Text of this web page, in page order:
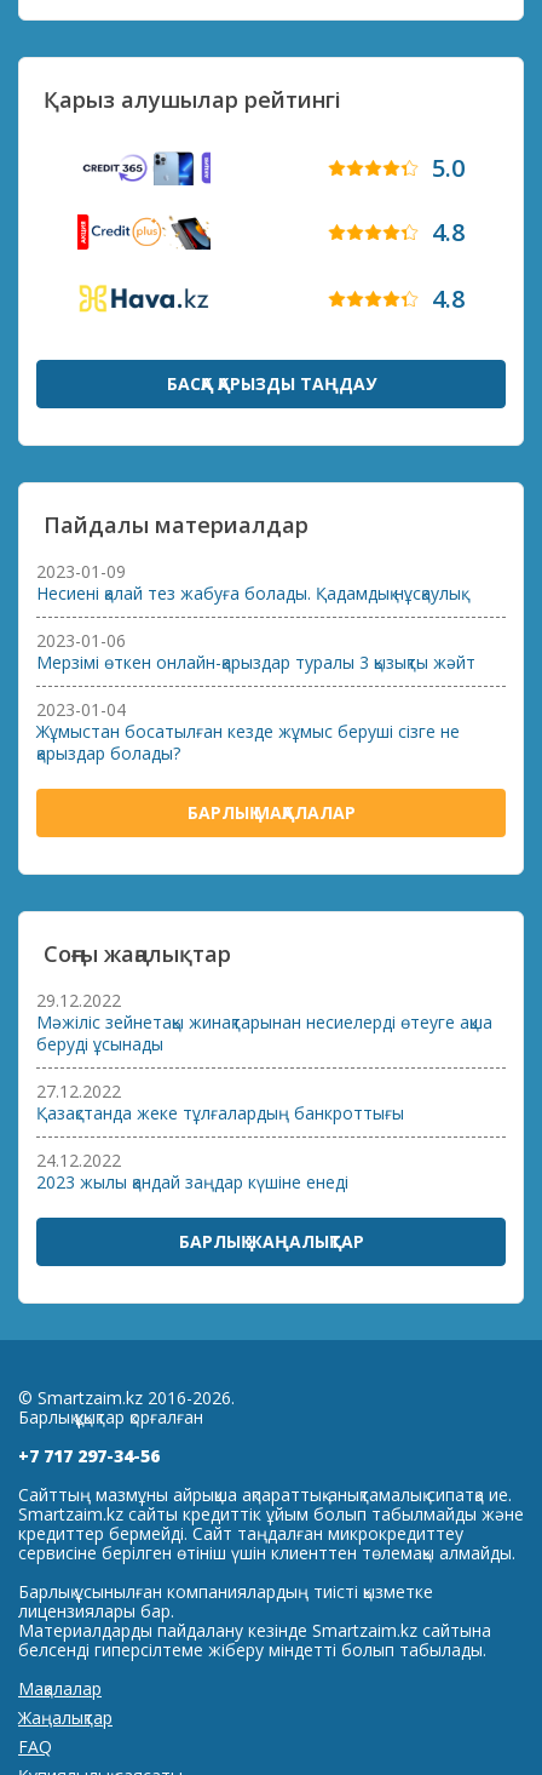
Қарыз алушылар рейтингі
5.0
4.8
4.8
БАСҚА ҚАРЫЗДЫ ТАҢДАУ
Пайдалы материалдар
2023-01-09
Несиені қалай тез жабуға болады. Қадамдық нұсқаулық
2023-01-06
Мерзімі өткен онлайн-қарыздар туралы 3 қызықты жәйт
2023-01-04
Жұмыстан босатылған кезде жұмыс беруші сізге не
қарыздар болады?
БАРЛЫҚ МАҚАЛАЛАР
Соңғы жаңалықтар
29.12.2022
Мәжіліс зейнетақы жинақтарынан несиелерді өтеуге ақша
беруді ұсынады
27.12.2022
Қазақстанда жеке тұлғалардың банкроттығы
24.12.2022
2023 жылы қандай заңдар күшіне енеді
БАРЛЫҚ ЖАҢАЛЫҚТАР
© Smartzaim.kz 2016-2026.
Барлық құқықтар қорғалған
+7 717 297-34-56
Сайттың мазмұны айрықша ақпараттық-анықтамалық сипатқа ие.
Smartzaim.kz сайты кредиттік ұйым болып табылмайды және
кредиттер бермейді. Сайт таңдалған микрокредиттеу
сервисіне берілген өтініш үшін клиенттен төлемақы алмайды.
Барлық ұсынылған компаниялардың тиісті қызметке
лицензиялары бар.
Материалдарды пайдалану кезінде Smartzaim.kz сайтына
белсенді гиперсілтеме жіберу міндетті болып табылады.
Мақалалар
Жаңалықтар
FAQ